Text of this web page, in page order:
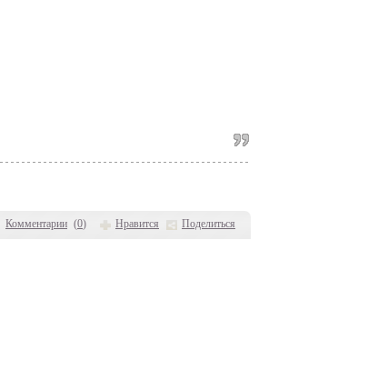
Комментарии (0) Нравится Поделиться